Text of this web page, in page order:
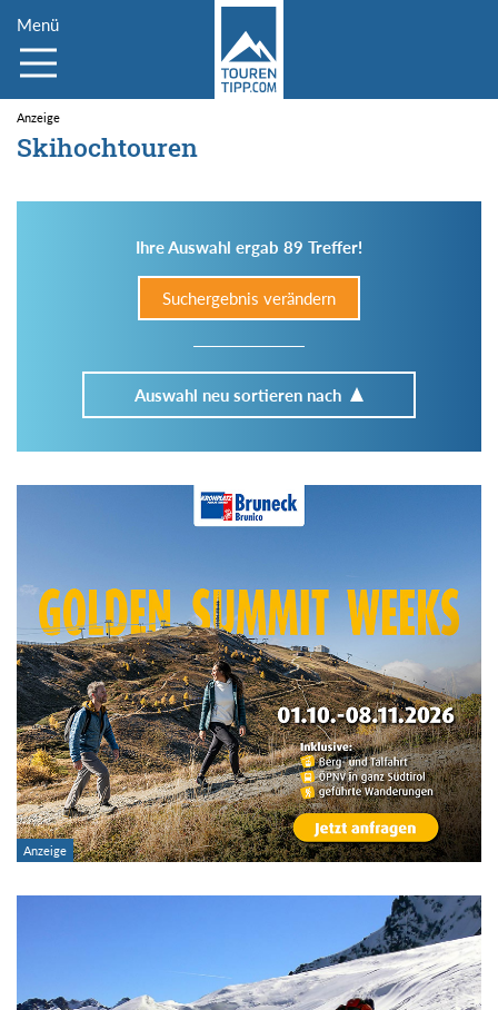
Menü
Skihochtouren
Ihre Auswahl ergab 89 Treffer!
Suchergebnis verändern
Auswahl neu sortieren nach
Im Tourenarchiv suchen
Region:
Gebirge:
Art der Tour:
Kondition (Tourdauer):